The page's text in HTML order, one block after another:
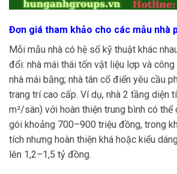
Đơn giá tham khảo cho các mẫu nhà
Mỗi mẫu nhà có hệ số kỹ thuật khác
đổi: nhà mái thái tốn vật liệu lợp và
nhà mái bằng; nhà tân cổ điển yêu cầu
trang trí cao cấp. Ví dụ, nhà 2 tầng diện
m²/sàn) với hoàn thiện trung bình có
gói khoảng 700–900 triệu đồng, trong
tích nhưng hoàn thiện khá hoặc kiểu
lên 1,2–1,5 tỷ đồng.